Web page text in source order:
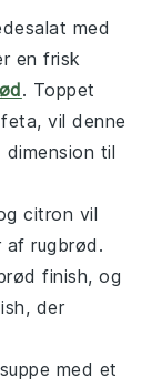
med
en frisk
. Toppet
feta, vil denne
dimension til
citron vil
afrugbrød .
finish, og
der
med et